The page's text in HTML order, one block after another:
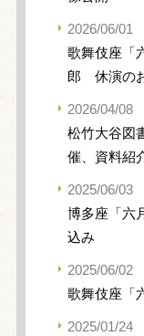
2026/06/01
歌舞伎座「
郎 休演の
2026/04/08
松竹大谷図
催、資料紹
2025/06/03
博多座「六
込み
2025/06/02
歌舞伎座「
2025/01/24